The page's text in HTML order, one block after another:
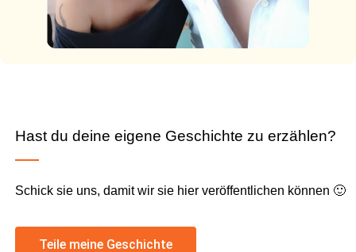
Hast du deine eigene Geschichte zu erzählen?
Schick sie uns, damit wir sie hier veröffentlichen können 🙂
Teile meine Geschichte